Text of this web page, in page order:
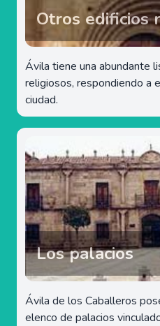
Otros edificios
Ávila tiene una abundante
religiosos, respondiendo a
ciudad.
Los palacios
Ávila de los Caballeros
elenco de palacios